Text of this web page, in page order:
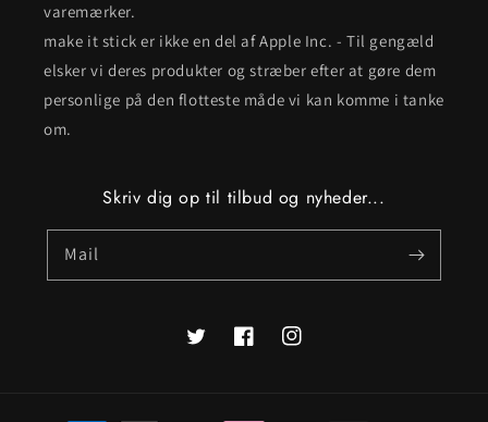
varemærker.
make it stick er ikke en del af Apple Inc. - Til gengæld
elsker vi deres produkter og stræber efter at gøre dem
personlige på den flotteste måde vi kan komme i tanke
om.
Skriv dig op til tilbud og nyheder...
Mail
TwitterFacebookInstagram